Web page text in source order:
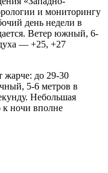
и мониторингу
день недели в
Ветер южный, 6-
— +25, +27
жарче: до 29-30
5-6 метров в
Небольшая
к ночи вполне